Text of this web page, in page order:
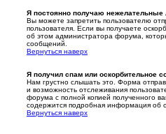
Я постоянно получаю
Вы можете запретить пользователю
пользователя. Если вы получаете
об этом администратора форума,
сообщений.
Вернуться наверх
Я получил спам или оскорбительное
Нам грустно слышать это. Форма
и возможность отслеживания
форума с полной копией полученного
содержится подробная информация об
Вернуться наверх